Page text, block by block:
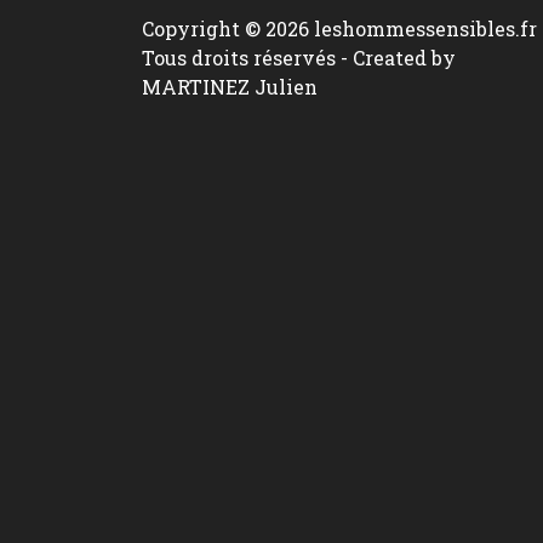
Copyright © 2026 leshommessensibles.fr
Tous droits réservés - Created by
MARTINEZ Julien